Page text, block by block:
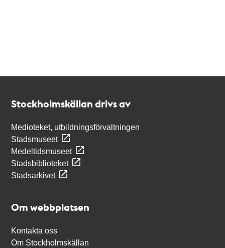
Stockholmskällan drivs av
Medioteket, utbildningsförvaltningen
Stadsmuseet
Medeltidsmuseet
Stadsbiblioteket
Stadsarkivet
Om webbplatsen
Kontakta oss
Om Stockholmskällan